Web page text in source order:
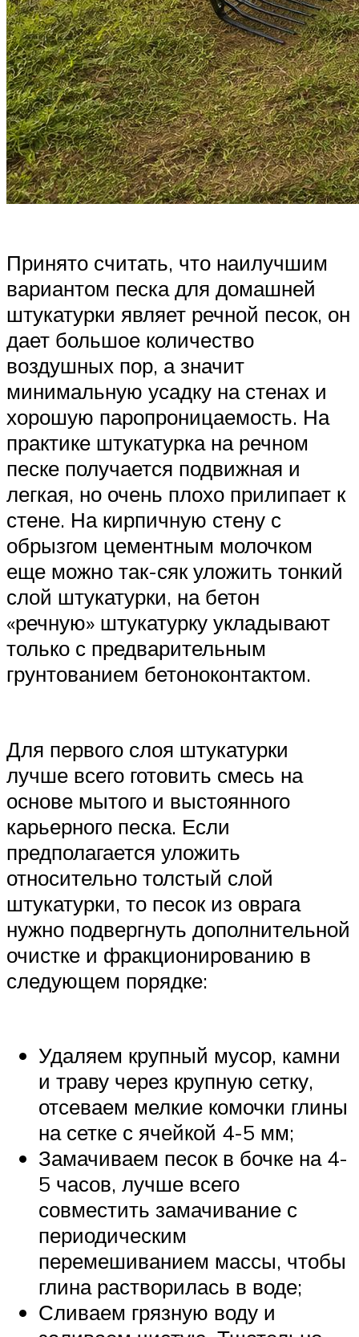
Принято считать, что наилучшим
вариантом песка для домашней
штукатурки являет речной песок, он
дает большое количество
воздушных пор, а значит
минимальную усадку на стенах и
хорошую паропроницаемость. На
практике штукатурка на речном
песке получается подвижная и
легкая, но очень плохо прилипает к
стене. На кирпичную стену с
обрызгом цементным молочком
еще можно так-сяк уложить тонкий
слой штукатурки, на бетон
«речную» штукатурку укладывают
только с предварительным
грунтованием бетоноконтактом.
Для первого слоя штукатурки
лучше всего готовить смесь на
основе мытого и выстоянного
карьерного песка. Если
предполагается уложить
относительно толстый слой
штукатурки, то песок из оврага
нужно подвергнуть дополнительной
очистке и фракционированию в
следующем порядке:
Удаляем крупный мусор, камни
и траву через крупную сетку,
отсеваем мелкие комочки глины
на сетке с ячейкой 4-5 мм;
Замачиваем песок в бочке на 4-
5 часов, лучше всего
совместить замачивание с
периодическим
перемешиванием массы, чтобы
глина растворилась в воде;
Сливаем грязную воду и